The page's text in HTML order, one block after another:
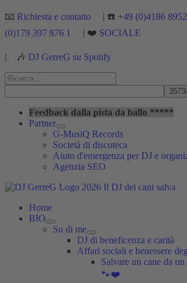
Vai
contenuto
📧 Richiesta e contatto | ☎️ +49 (0)4186
(0)179 397 876 1
| ❤️ SOCIALE
| 🎶 DJ GerreG su Spotify
Cerca:
Feedback dalla pista da ballo *****
Partner
G-MusiQ Records
Società di discoteca
Aiuto d'emergenza per DJ e
Agenzia SEO
Home
BIO
Su di me
DJ di beneficenza e carità
Affari sociali e benessere
Salvare un cane da
🐾❤️